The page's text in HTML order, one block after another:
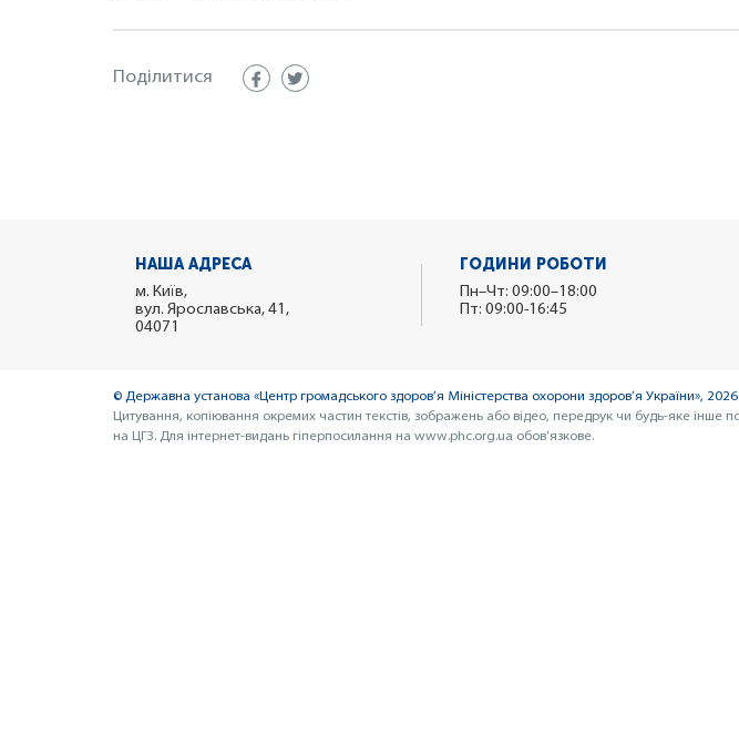
Поділитися
НАША АДРЕСА
м. Київ,
вул. Ярославська, 41,
04071
ГОДИНИ РОБОТИ
Пн–Чт: 09:00–18:00
Пт: 09:00-16:45
© Державна установа «Центр громадського здоров’я Міністерства охорони здоров’я України», 2026
Цитування, копіювання окремих частин текстів, зображень або відео, передрук чи будь-яке
на ЦГЗ. Для інтернет-видань гіперпосилання на www.phc.org.ua обов’язкове.